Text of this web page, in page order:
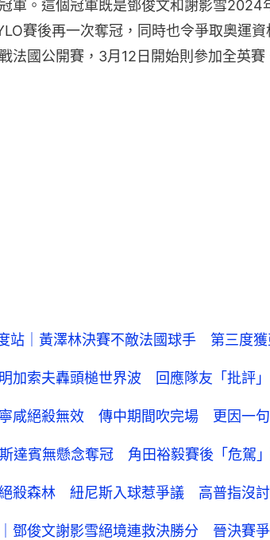
軍。這個冠軍既是鄧俊文和謝影雪2024
賽後再一次奪冠，同時也令爭取奧運資
法國公開賽，3月12日開始則參加全英賽
站｜黃澤林決賽不敵法國球手 第三度獲
加索夫轟頭槌世界波 回應隊友「批評」
咸絕殺無效 傳中期間吹完場 更因一
達賓無懸念奪冠 角田裕毅賽後「危駕
殺森林 紐尼斯入球惹爭議 高普指沒討
鄧俊文謝影雪絕境連救決勝分 晉決賽